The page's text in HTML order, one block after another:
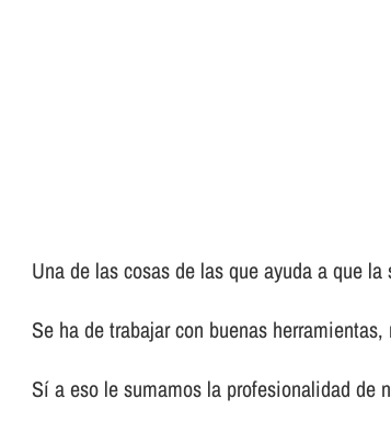
Una de las cosas de las que ayuda a que
Se ha de trabajar con buenas
Sí­ a eso le sumamos la profesionalidad de